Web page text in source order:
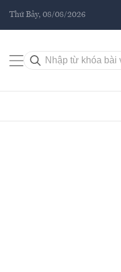
Thứ Bảy, 08/08/2026